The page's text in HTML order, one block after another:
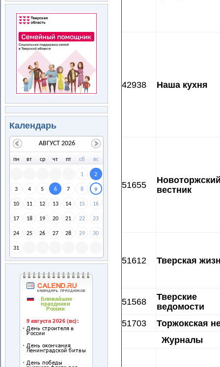
Календарь
пн вт ср чт пт сб вс
1 2
3 4 5 6 7 8 9
10 11 12 13 14 15 16
17 18 19 20 21 22 23
24 25 26 27 28 29 30
31
АВГУСТ 2026
42938 Наша кухня
51655
вестник
51612 Тверская
51568
Тверские
ведомости
51703
Торжокская
Журналы